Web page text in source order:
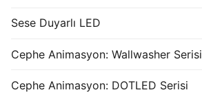
Sese Duyarlı LED
Cephe Animasyon: Wallwasher Serisi
Cephe Animasyon: DOTLED Serisi